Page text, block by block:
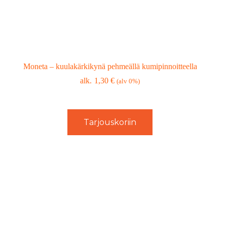
Moneta – kuulakärkikynä pehmeällä kumipinnoitteella
1,30€ (alv 0%)
Tarjouskoriin